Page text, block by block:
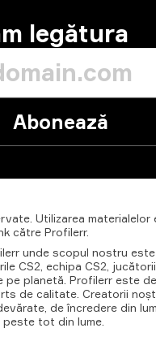
legătura
Abonează
Utilizarea materialelor
către Profilerr.
unde scopul nostru
CS2, echipa CS2,
pe planetă. Profilerr este
de calitate. Creatorii
de încredere din
tot din lume.